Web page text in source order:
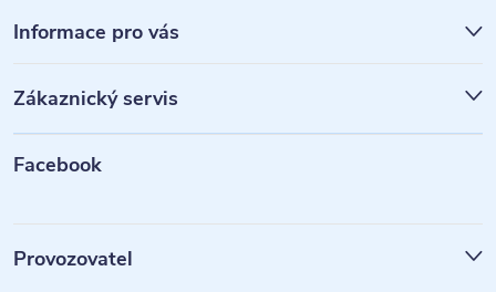
á
p
a
Informace pro vás
Zákaznický servis
Facebook
Provozovatel